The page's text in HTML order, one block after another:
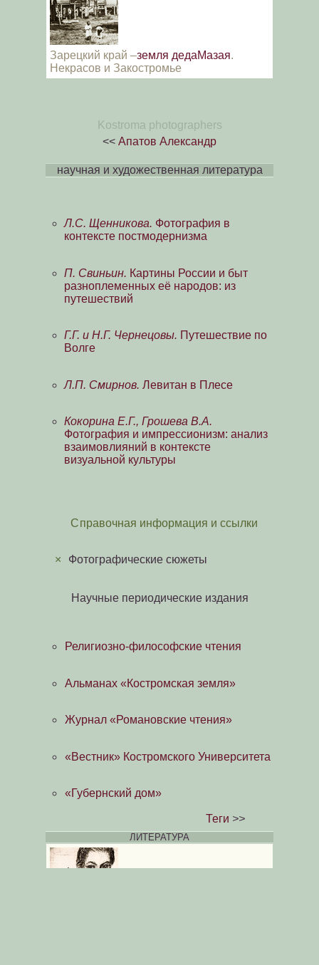
Зарецкий край –земля дедаМазая.
Некрасов и Закостромье
Kostroma photographers
<< Апатов Александр
научная и художественная литература
Л.С. Щенникова. Фотография в
контексте постмодернизма
П. Свиньин. Картины России и быт
разноплеменных её народов: из
путешествий
Г.Г. и Н.Г. Чернецовы. Путешествие по
Волге
Л.П. Смирнов. Левитан в Плесе
Кокорина Е.Г., Грошева В.А.
Фотография и импрессионизм: анализ
взаимовлияний в контексте
визуальной культуры
Справочная информация и ссылки
Фотографические сюжеты
Научные периодические издания
Религиозно-философские чтения
Альманах «Костромская земля»
Журнал «Романовские чтения»
«Вестник» Костромского Университета
«Губернский дом»
Теги >>
ЛИТЕРАТУРА